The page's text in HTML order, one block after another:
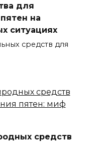
для
на
ситуациях
средств для
средств